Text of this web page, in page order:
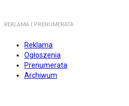
REKLAMA I PRENUMERATA
Reklama
Ogłoszenia
Prenumerata
Archiwum